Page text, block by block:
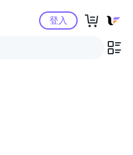
Yahoo購物中心
登入